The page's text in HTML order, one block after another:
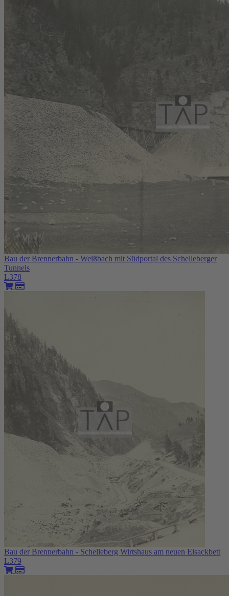
Bau der Brennerbahn - Weißbach mit Südportal des Schelleberger
Tunnels
L378
Bau der Brennerbahn - Schelleberg Wirtshaus am neuen Eisackbett
L379